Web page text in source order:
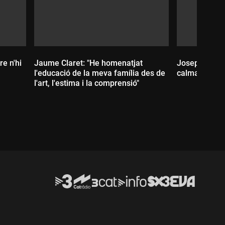
n'hi
Jaume Claret: "He homenatjat
l'educació de la meva família des de
l'art, l'estima i la comprensió"
Josep Lluís
calma tensa"